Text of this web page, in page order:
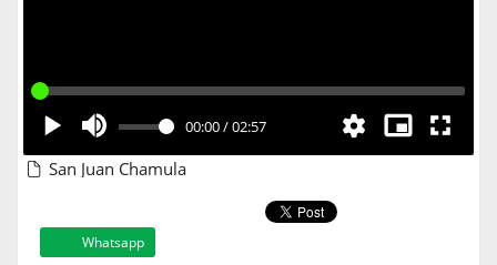
00:00/02:57
San Juan Chamula
Whatsapp